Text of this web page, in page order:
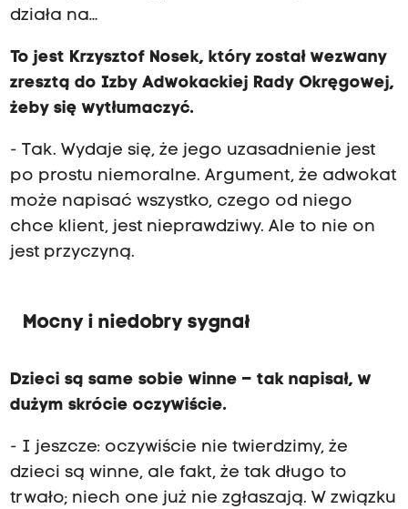
działa na…
To jest Krzysztof Nosek, który został wezwany
zresztą do Izby Adwokackiej Rady Okręgowej,
żeby się wytłumaczyć.
- Tak. Wydaje się, że jego uzasadnienie jest
po prostu niemoralne. Argument, że adwokat
może napisać wszystko, czego od niego
chce klient, jest nieprawdziwy. Ale to nie on
jest przyczyną.
Mocny i niedobry sygnał
Dzieci są same sobie winne – tak napisał, w
dużym skrócie oczywiście.
- I jeszcze: oczywiście nie twierdzimy, że
dzieci są winne, ale fakt, że tak długo to
trwało; niech one już nie zgłaszają. W związku